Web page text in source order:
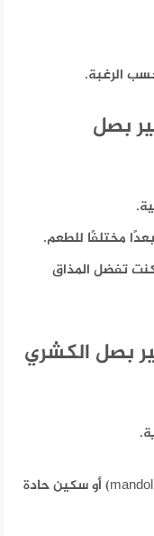
الرغبة.
بصل
مختلفًا للطعم.
تفضل المذاق
بصل الكشري
استخدم مندولين (mandoline) أو سكين حادة